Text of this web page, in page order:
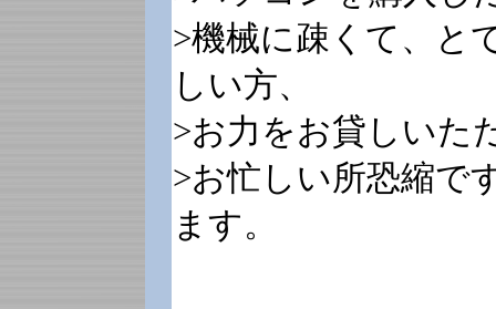
>機械に疎くて、と
しい方、
>お力をお貸しいた
>お忙しい所恐縮で
ます。